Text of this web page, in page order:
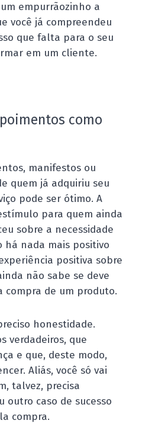
empurrãozinho a
você já compreendeu
que falta para o seu
em um cliente.
como
manifestos ou
quem já adquiriu seu
pode ser ótimo. A
para quem ainda
sobre a necessidade
há nada mais positivo
positiva sobre
não sabe se deve
compra de um produto.
honestidade.
verdadeiros, que
e que, deste modo,
Aliás, você só vai
talvez, precisa
outro caso de sucesso
compra.